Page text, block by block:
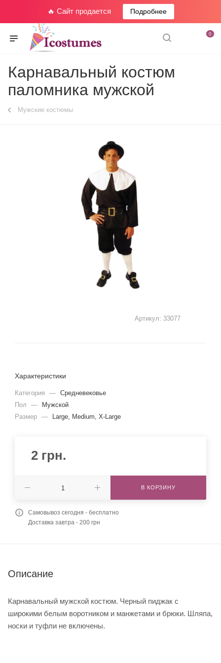
🔥 Сайт продается Подробнее
0
Карнавальный костюм
паломника мужской
Мужские костюмы
Артикул: 33077
Характеристики
Категория — Средневековье
Пол
—
Мужской
Размер — Large, Medium, X-Large
2 грн.
В КОРЗИНУ
Самовывоз сегодня - бесплатно
Доставка завтра - 200 грн
Описание
Карнавальный мужской костюм. Черный пиджак с
широкими белым воротником и манжетами и брюки. Шляпа,
носки и туфли не включены.